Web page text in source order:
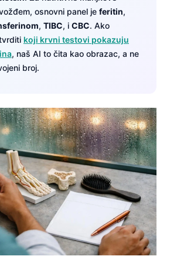
osnovni panel je feritin,
, TIBC, i CBC. Ako
koji krvni testovi pokazuju
, naš AI to čita kao obrazac, a ne
broj.